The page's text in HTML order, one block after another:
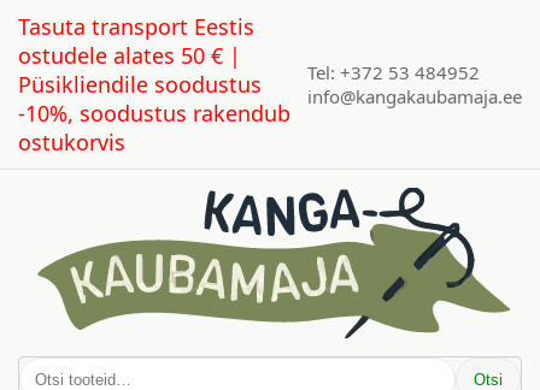
Tasuta transport Eestis
ostudele alates 50 € |
Püsikliendile soodustus
-10%, soodustus rakendub
ostukorvis
Tel: +372 53 484952
info@kangakaubamaja.ee
Otsi: Otsi